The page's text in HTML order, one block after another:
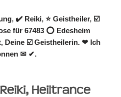
✔️ Reiki, ⭐ Geistheiler, ☑️
für 67483 ⭕ Edesheim
Deine ☑️ Geistheilerin. ❤ Ich
✉ ✔.